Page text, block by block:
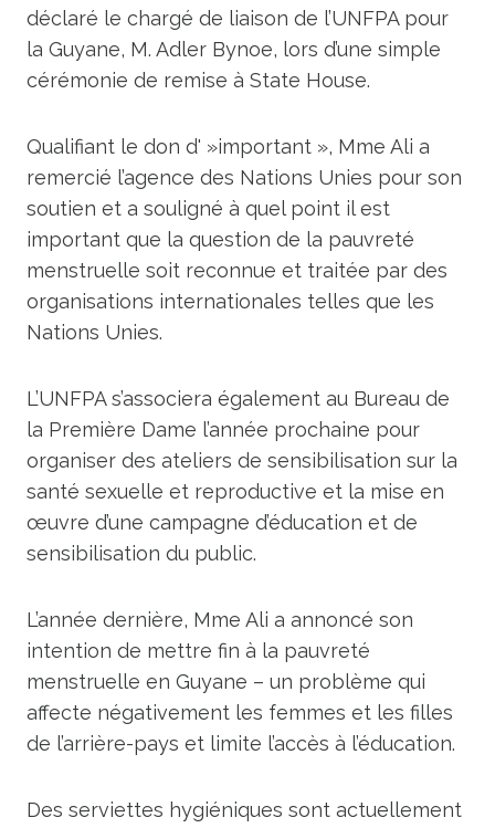
déclaré le chargé de liaison de l’UNFPA pour
la Guyane, M. Adler Bynoe, lors d’une simple
cérémonie de remise à State House.
Qualifiant le don d' »important », Mme Ali a
remercié l’agence des Nations Unies pour son
soutien et a souligné à quel point il est
important que la question de la pauvreté
menstruelle soit reconnue et traitée par des
organisations internationales telles que les
Nations Unies.
L’UNFPA s’associera également au Bureau de
la Première Dame l’année prochaine pour
organiser des ateliers de sensibilisation sur la
santé sexuelle et reproductive et la mise en
œuvre d’une campagne d’éducation et de
sensibilisation du public.
L’année dernière, Mme Ali a annoncé son
intention de mettre fin à la pauvreté
menstruelle en Guyane – un problème qui
affecte négativement les femmes et les filles
de l’arrière-pays et limite l’accès à l’éducation.
Des serviettes hygiéniques sont actuellement